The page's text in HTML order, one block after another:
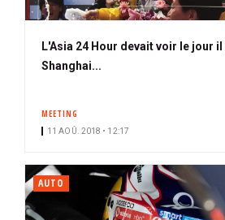
L'Asia 24 Hour devait voir le jour il
Shanghai...
MEETING
11 AOÛ. 2018 • 12:17
AUTO